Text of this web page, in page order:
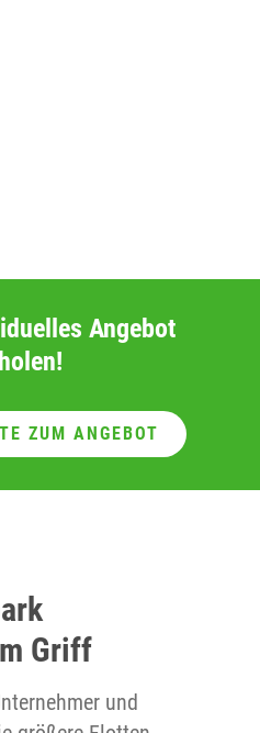
Angebot
ZUM ANGEBOT
Griff
und